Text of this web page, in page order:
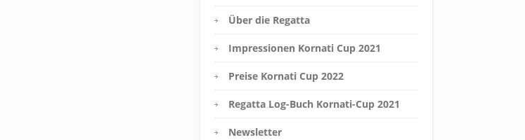
Über die Regatta
Impressionen Kornati Cup 2021
Preise Kornati Cup 2022
Regatta Log-Buch Kornati-Cup 2021
Newsletter